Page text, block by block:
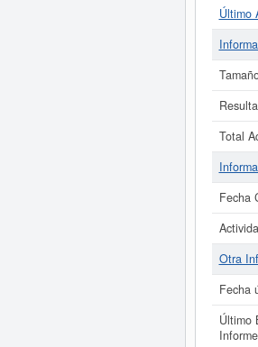
Último
Total
Fecha
Otra
Fecha
Último